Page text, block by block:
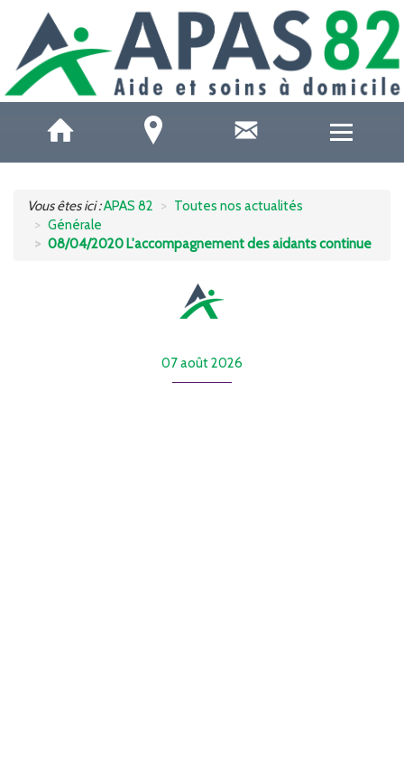
ACCUEILS DE JOUR
SOINS ET SANTÉ
Vous êtes ici :APAS 82
Toutes nos actualités
Générale
08/04/2020 L'accompagnement des aidants continue
07 août 2026